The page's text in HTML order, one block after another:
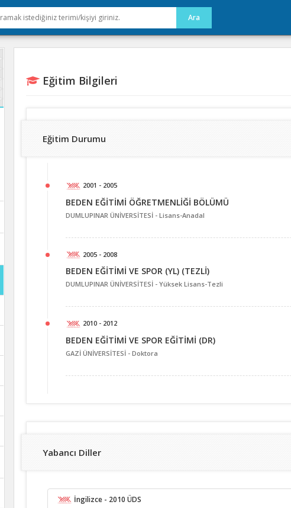
Eğitim Bilgileri
Eğitim Durumu
2001 - 2005
BEDEN EĞİTİMİ ÖĞRETMENLİĞİ BÖLÜMÜ
DUMLUPINAR ÜNİVERSİTESİ - Lisans-Anadal
2005 - 2008
BEDEN EĞİTİMİ VE SPOR (YL) (TEZLİ)
DUMLUPINAR ÜNİVERSİTESİ - Yüksek Lisans-Tezli
2010 - 2012
BEDEN EĞİTİMİ VE SPOR EĞİTİMİ (DR)
GAZİ ÜNİVERSİTESİ - Doktora
Yabancı Diller
İngilizce- 2010 ÜDS